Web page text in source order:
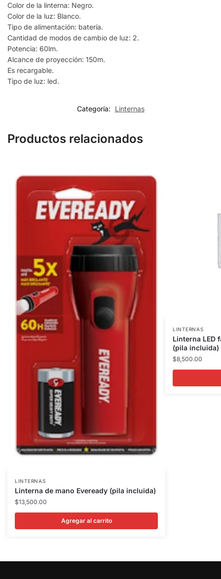
Color de la linterna: Negro.
Color de la luz: Blanco.
Tipo de alimentación: batería.
Cantidad de modos de cambio de luz: 2.
Potencia: 60lm.
Alcance de proyección: 150m.
Es recargable.
Tipo de luz: led.
Categoría: Linternas
Productos relacionados
LINTERNAS
Linterna de mano Eveready (pila incluida)
$13,500.00
Agregar al carrito
LINTERNAS
Linterna LED
(pila incluida)
$8,500.00